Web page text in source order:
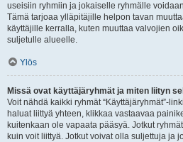
useisiin ryhmiin ja jokaiselle ryhmälle
Tämä tarjoaa ylläpitäjille helpon tavan
käyttäjille kerralla, kuten muuttaa valvojien
suljetulle alueelle.
Ylös
Missä ovat käyttäjäryhmät ja miten liityn
Voit nähdä kaikki ryhmät “Käyttäjäryhmät”-
haluat liittyä yhteen, klikkaa vastaavaa
kuitenkaan ole vapaata pääsyä. Jotkut
kuin voit liittyä. Jotkut voivat olla suljettuja ja